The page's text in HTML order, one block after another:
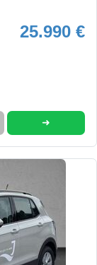
25.990 €
➜